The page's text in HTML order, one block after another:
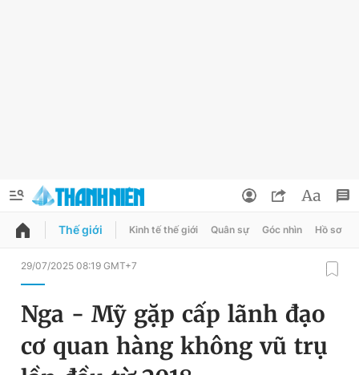
QUẢNG CÁO
Chuyên mục
Đổi mật khẩu
Tin đã lưu
Thế giới Kinh tế thế giới Quân sự Góc nhìn Hồ sơ
29/07/2025 08:19 GMT+7
Nga - Mỹ gặp cấp lãnh đạo
cơ quan hàng không vũ trụ